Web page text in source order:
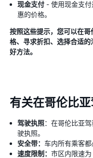
现金支付 - 使用现金支
惠的价格。
按照这些提示，您可以在
格、寻求折扣、选择合适
好方法。
有关在哥伦比亚
驾驶执照：在哥伦比亚
驶执照。
安全带： 车内所有乘客都
速度限制： 市区内限速